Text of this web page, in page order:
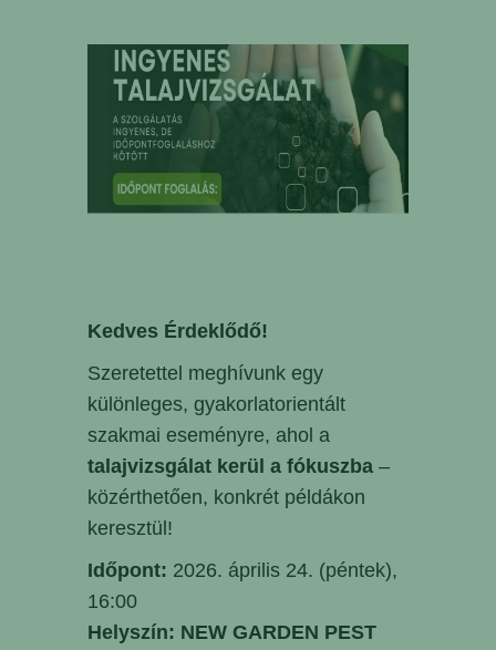
Kedves Érdeklődő!
Szeretettel meghívunk egy
különleges, gyakorlatorientált
szakmai eseményre, ahol a
talajvizsgálat kerül a fókuszba –
közérthetően, konkrét példákon
keresztül!
Időpont: 2026. április 24. (péntek),
16:00
Helyszín: NEW GARDEN PEST